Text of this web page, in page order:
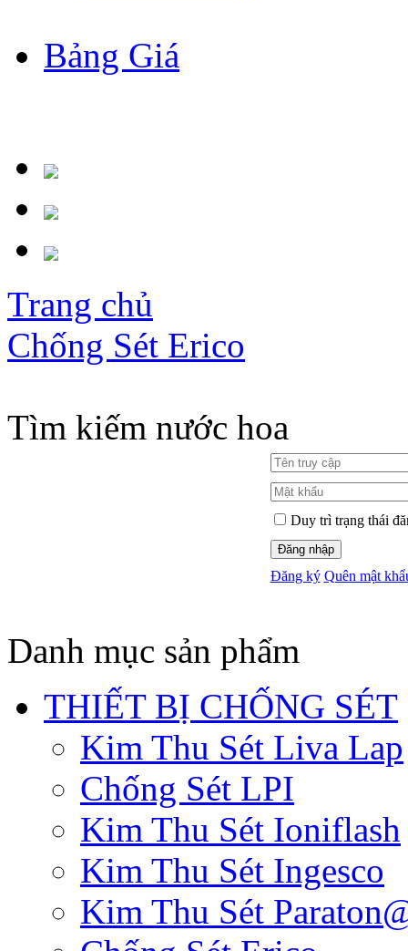
Bảng Giá
Trang chủ
Chống Sét Erico
Tìm kiếm nước hoa
Duy trì trạng thái
Đăng nhập
Đăng ký Quên mật
Danh mục sản phẩm
THIẾT BỊ CHỐNG SÉT
Kim Thu Sét Liva Lap
Chống Sét LPI
Kim Thu Sét Ioniflash
Kim Thu Sét Ingesco
Kim Thu Sét